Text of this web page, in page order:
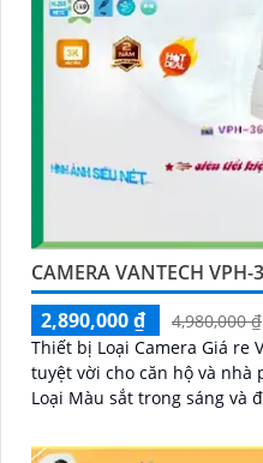
CAMERA VANTECH VPH-
2,890,000 ₫
4,980,000 ₫
Thiết bị Loại Camera Giá re
tuyệt vời cho căn hộ và nhà phố. Với thiết kế
Loại Màu sắt trong sáng và